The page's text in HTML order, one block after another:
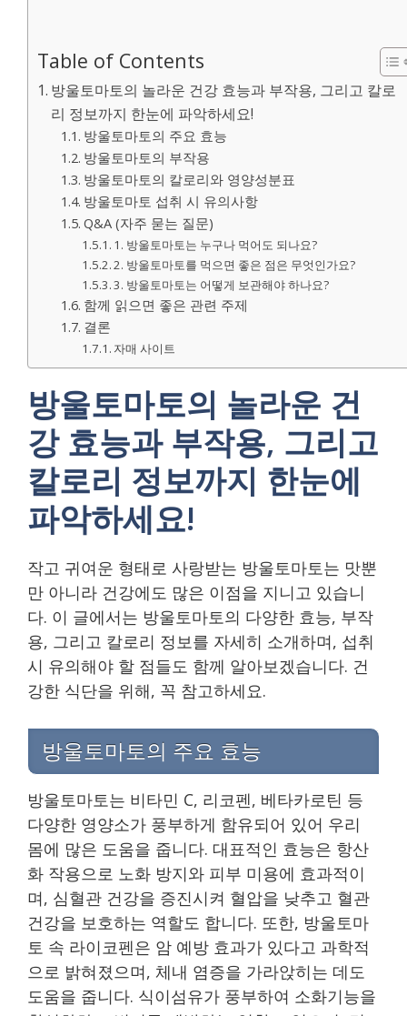
Table of Contents
방울토마토의 놀라운 건강 효능과 부작용, 그리고 칼로
리 정보까지 한눈에 파악하세요!
방울토마토의 주요 효능
방울토마토의 부작용
방울토마토의 칼로리와 영양성분표
방울토마토 섭취 시 유의사항
Q&A (자주 묻는 질문)
1. 방울토마토는 누구나 먹어도 되나요?
2. 방울토마토를 먹으면 좋은 점은 무엇인가요?
3. 방울토마토는 어떻게 보관해야 하나요?
함께 읽으면 좋은 관련 주제
결론
자매 사이트
방울토마토의 놀라운 건
강 효능과 부작용, 그리고
칼로리 정보까지 한눈에
파악하세요!
작고 귀여운 형태로 사랑받는 방울토마토는 맛뿐
만 아니라 건강에도 많은 이점을 지니고 있습니
다. 이 글에서는 방울토마토의 다양한 효능, 부작
용, 그리고 칼로리 정보를 자세히 소개하며, 섭취
시 유의해야 할 점들도 함께 알아보겠습니다. 건
강한 식단을 위해, 꼭 참고하세요.
방울토마토의 주요 효능
방울토마토는 비타민 C, 리코펜, 베타카로틴 등
다양한 영양소가 풍부하게 함유되어 있어 우리
몸에 많은 도움을 줍니다. 대표적인 효능은 항산
화 작용으로 노화 방지와 피부 미용에 효과적이
며, 심혈관 건강을 증진시켜 혈압을 낮추고 혈관
건강을 보호하는 역할도 합니다. 또한, 방울토마
토 속 라이코펜은 암 예방 효과가 있다고 과학적
으로 밝혀졌으며, 체내 염증을 가라앉히는 데도
도움을 줍니다. 식이섬유가 풍부하여 소화기능을